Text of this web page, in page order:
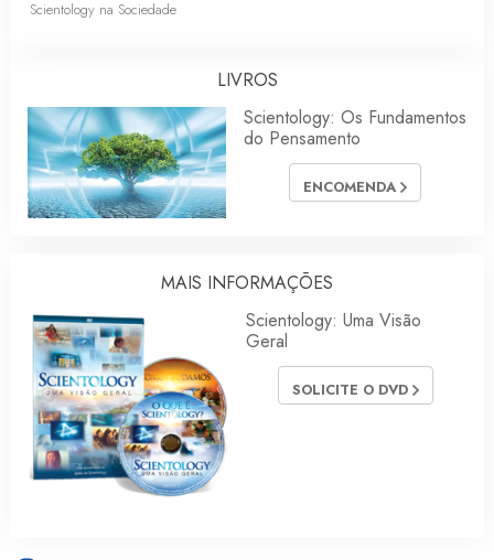
Scientology na Sociedade
LIVROS
Scientology: Os Fundamentos
do Pensamento
ENCOMENDA
MAIS INFORMAÇÕES
Scientology: Uma Visão
Geral
SOLICITE O DVD